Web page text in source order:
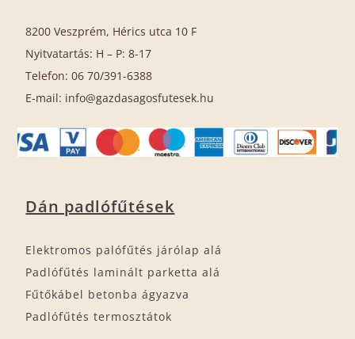
8200 Veszprém, Hérics utca 10 F
Nyitvatartás: H – P: 8-17
Telefon: 06 70/391-6388
E-mail: info@gazdasagosfutesek.hu
Dán padlófűtések
Elektromos palófűtés járólap alá
Padlófűtés laminált parketta alá
Fűtőkábel betonba ágyazva
Padlófűtés termosztátok